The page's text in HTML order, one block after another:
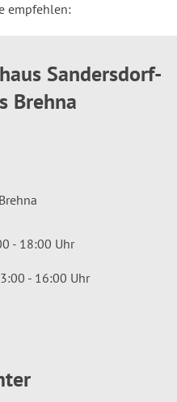
empfehlen:
Sandersdorf-
Brehna
- 18:00 Uhr
- 16:00 Uhr